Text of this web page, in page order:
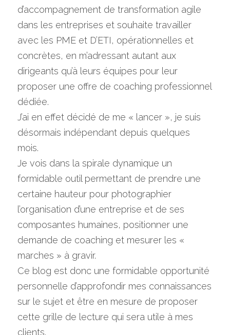
d’accompagnement de transformation agile
dans les entreprises et souhaite travailler
avec les PME et D’ETI, opérationnelles et
concrètes, en m’adressant autant aux
dirigeants qu’à leurs équipes pour leur
proposer une offre de coaching professionnel
dédiée.
J’ai en effet décidé de me « lancer », je suis
désormais indépendant depuis quelques
mois.
Je vois dans la spirale dynamique un
formidable outil permettant de prendre une
certaine hauteur pour photographier
l’organisation d’une entreprise et de ses
composantes humaines, positionner une
demande de coaching et mesurer les «
marches » à gravir.
Ce blog est donc une formidable opportunité
personnelle d’approfondir mes connaissances
sur le sujet et être en mesure de proposer
cette grille de lecture qui sera utile à mes
clients.